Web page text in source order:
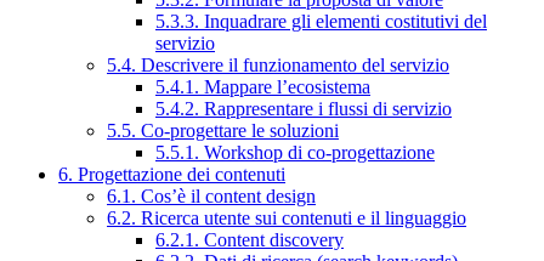
5.3.3. Inquadrare gli elementi costitutivi del
servizio
5.4. Descrivere il funzionamento del servizio
5.4.1. Mappare l’ecosistema
5.4.2. Rappresentare i flussi di servizio
5.5. Co-progettare le soluzioni
5.5.1. Workshop di co-progettazione
6. Progettazione dei contenuti
6.1. Cos’è il content design
6.2. Ricerca utente sui contenuti e il linguaggio
6.2.1. Content discovery